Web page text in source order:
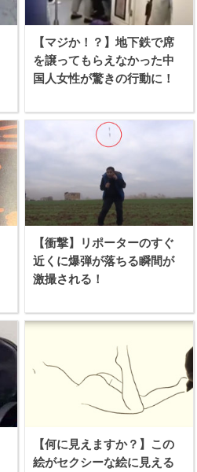
【マジか！？】地下鉄で席
を譲ってもらえなかった中
国人女性が驚きの行動に！
【衝撃】リポーターのすぐ
近くに爆弾が落ちる瞬間が
激撮される！
【何に見えますか？】この
絵がセクシーな絵に見える